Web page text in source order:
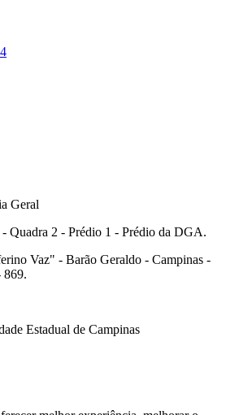
Geral
- Quadra 2 - Prédio 1 - Prédio da DGA.
Vaz" - Barão Geraldo - Campinas -
869.
Estadual de Campinas